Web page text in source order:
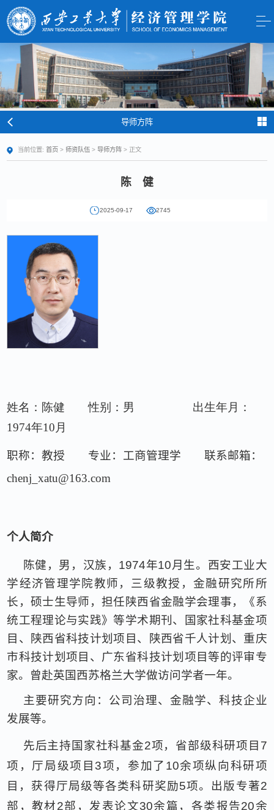
导师方阵
当前位置: 首页 > 师资队伍 >导师方阵 > 正文
陈 健
2025-09-17 2745
姓名：陈健 性别：男
出生年月：
1974年10月
职称：教授 专业：工商管理学 联系邮箱：
chenj_xatu@163.com
个人简介
陈健，男，汉族， 1974年10月生。西安工业大
学经济管理学院教师，三级教授，金融研究所所
长，硕士生导师，担任陕西省金融学会理事，《系
统工程理论与实践》等学术期刊、国家社科基金项
目、陕西省科技计划项目、陕西省千人计划、重庆
市科技计划项目、广东省科技计划项目等的评审专
家。曾赴英国西苏格兰大学做访问学者一年。
主要研究方向：公司治理、金融学、科技企业
发展等。
先后主持国家社科基金2项，省部级科研项目 7
项，厅局级项目3项，参加了 10余项纵向科研项
目，获得厅局级等各类科研奖励5项。出版专著2
部，教材2部，发表论文30余篇，各类报告20余